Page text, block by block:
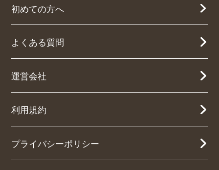
初めての方へ
よくある質問
運営会社
利用規約
プライバシーポリシー